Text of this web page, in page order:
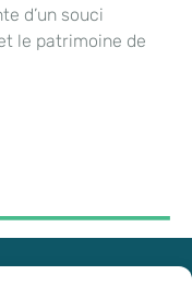
d’un souci
le patrimoine de